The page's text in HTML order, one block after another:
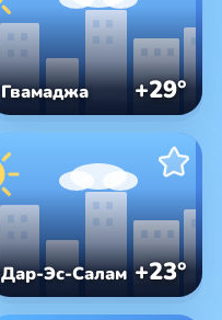
Гвамаджа +29°
Дар-Эс-Салам +23°